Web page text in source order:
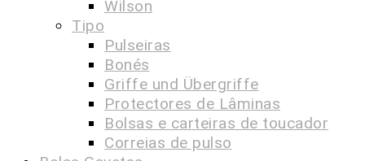
Wilson
Tipo
Pulseiras
Bonés
Griffe und Übergriffe
Protectores de Lâminas
Bolsas e carteiras de toucador
Correias de pulso